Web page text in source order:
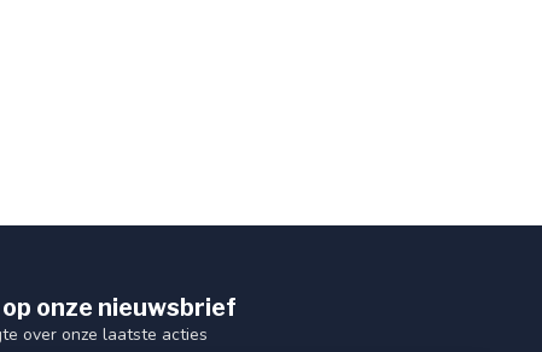
onze nieuwsbrief
over onze laatste acties